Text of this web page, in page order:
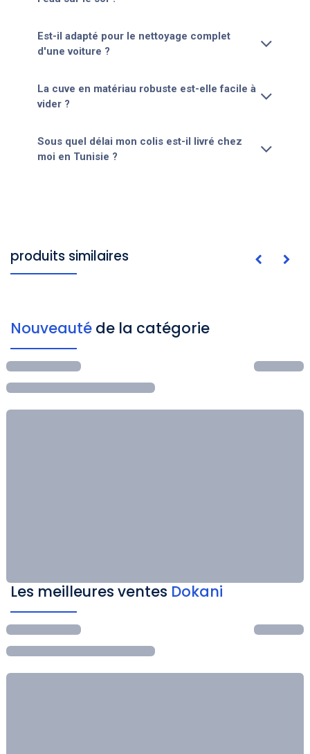
Est-il adapté pour le nettoyage complet
d'une voiture ?
La cuve en matériau robuste est-elle facile à
vider ?
Sous quel délai mon colis est-il livré chez
moi en Tunisie ?
produits similaires
Nouveauté de la catégorie
Les meilleures ventes Dokani